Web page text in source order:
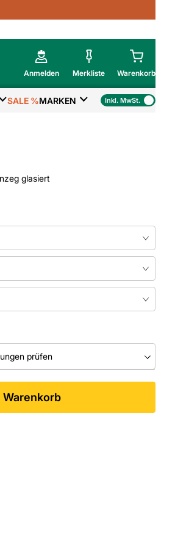
Anmelden Merkliste Warenkorb
Mein Warenkorb
Zur Kasse
SALE %MARKEN Inkl. MwSt.
glasiert
prüfen
Warenkorb